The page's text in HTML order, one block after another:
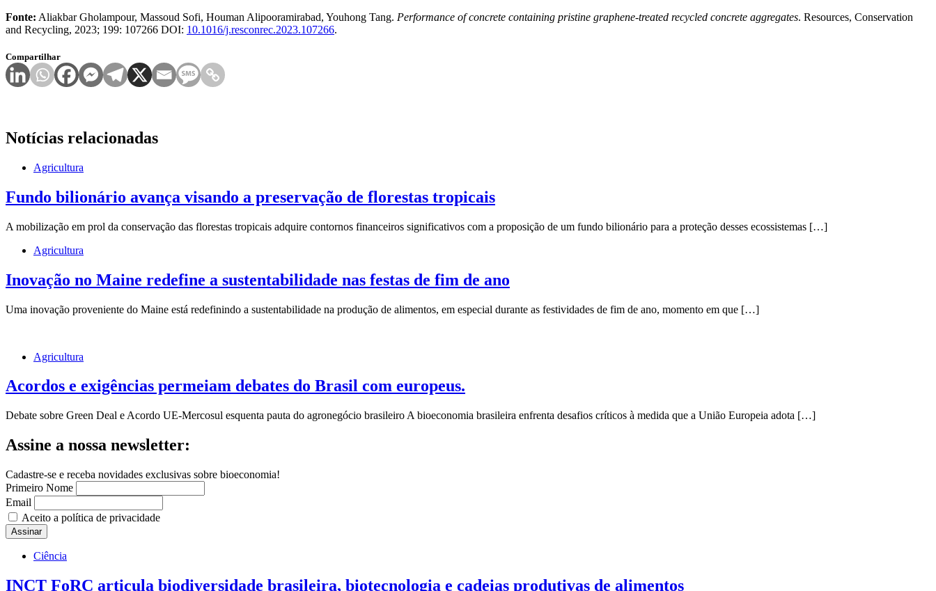
Fonte: Aliakbar Gholampour, Massoud Sofi, Houman Alipooramirabad, Youhong Tang. Performance of concrete containing pristine graphene-treated recycled concrete aggregates. Resources, Conservation
and Recycling, 2023; 199: 107266 DOI: 10.1016/j.resconrec.2023.107266.
Compartilhar
Notícias relacionadas
Agricultura
Fundo bilionário avança visando a preservação de florestas tropicais
A mobilização em prol da conservação das florestas tropicais adquire contornos financeiros significativos com a proposição de um fundo bilionário para a proteção desses ecossistemas […]
Agricultura
Inovação no Maine redefine a sustentabilidade nas festas de fim de ano
Uma inovação proveniente do Maine está redefinindo a sustentabilidade na produção de alimentos, em especial durante as festividades de fim de ano, momento em que […]
Agricultura
Acordos e exigências permeiam debates do Brasil com europeus.
Debate sobre Green Deal e Acordo UE-Mercosul esquenta pauta do agronegócio brasileiro A bioeconomia brasileira enfrenta desafios críticos à medida que a União Europeia adota […]
Assine a nossa newsletter:
Cadastre-se e receba novidades exclusivas sobre bioeconomia!
Primeiro Nome
Email
Aceito a política de privacidade
Ciência
INCT FoRC articula biodiversidade brasileira, biotecnologia e cadeias produtivas de alimentos